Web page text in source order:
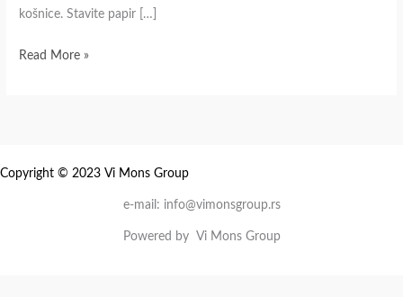
košnice. Stavite papir […]
Read More »
Copyright © 2023 Vi Mons Group
e-mail: info@vimonsgroup.rs
Powered by Vi Mons Group